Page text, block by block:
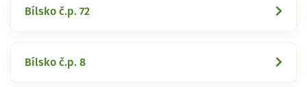
Bílsko č.p. 72
Bílsko č.p. 8